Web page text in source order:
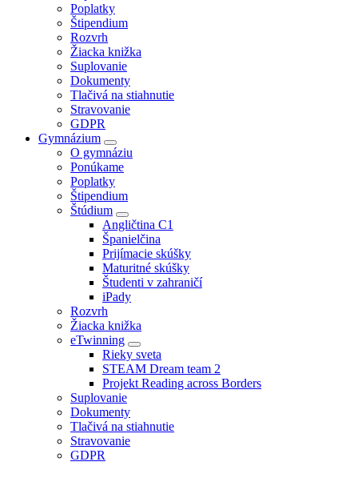
Poplatky
Štipendium
Rozvrh
Žiacka knižka
Suplovanie
Dokumenty
Tlačivá na stiahnutie
Stravovanie
GDPR
Gymnázium
O gymnáziu
Ponúkame
Poplatky
Štipendium
Štúdium
Angličtina C1
Španielčina
Prijímacie skúšky
Maturitné skúšky
Študenti v zahraničí
iPady
Rozvrh
Žiacka knižka
eTwinning
Rieky sveta
STEAM Dream team 2
Projekt Reading across Borders
Suplovanie
Dokumenty
Tlačivá na stiahnutie
Stravovanie
GDPR